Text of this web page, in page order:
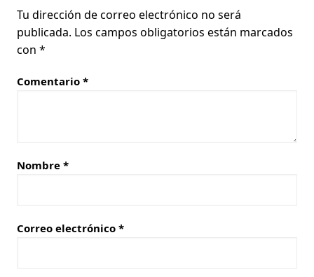
Tu dirección de correo electrónico no será
publicada. Los campos obligatorios están marcados
con *
Comentario *
Nombre *
Correo electrónico *